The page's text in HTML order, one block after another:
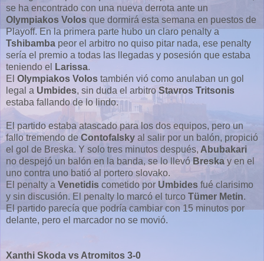
se ha encontrado con una nueva derrota ante un
Olympiakos Volos que dormirá esta semana en puestos de
Playoff. En la primera parte hubo un claro penalty a
Tshibamba peor el arbitro no quiso pitar nada, ese penalty
sería el premio a todas las llegadas y posesión que estaba
teniendo el
Larissa.
El Olympiakos Volos también vió como anulaban un gol
legal a Umbides, sin duda el arbitroStavros Tritsonis
estaba fallando de lo lindo.
El partido estaba atascado para los dos equipos, pero un
fallo tremendo de Contofalsky al salir por un balón, propició
el gol de Breska. Y solo tres minutos después, Abubakari
no despejó un balón en la banda, se lo llevó Breska y en el
uno contra uno batió al portero slovako.
El penalty a Venetidis cometido por Umbides fué clarisimo
y sin discusión. El penalty lo marcó el turco Tümer Metin.
El partido parecía que podría cambiar con 15 minutos por
delante, pero el marcador no se movió.
Xanthi Skoda vs Atromitos 3-0